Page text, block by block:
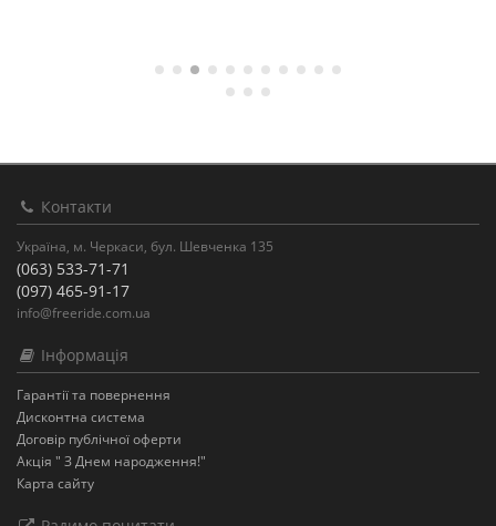
Контакти
Україна, м. Черкаси, бул. Шевченка 135
(063) 533-71-71
(097) 465-91-17
info@freeride.com.ua
Інформація
Гарантії та повернення
Дисконтна система
Договір публічної оферти
Акція " З Днем народження!"
Карта сайту